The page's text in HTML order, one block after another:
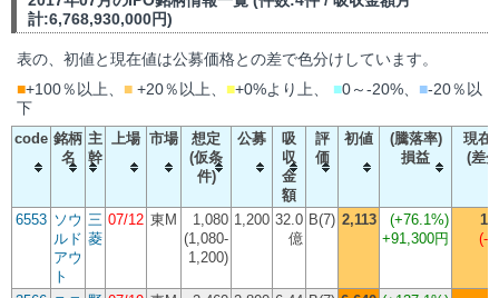
計:6,768,930,000円)
表の、初値と現在値は公募価格との差で色分けしています。
■+100％以上、 ■ +20％以上、 ■+0%より上、 ■0～-20%、 ■-20％以
下
code 銘柄
名
主
幹
上場 市場
想定
(仮条
件)
公募
吸
収
金
額
評
価
初値
(騰落率)
損益
現在
(差
6553 ソウ
ルド
アウ
ト
三
菱
07/12 東M
1,080
(1,080-
1,200)
1,200 32.0
億
B(7) 2,113 (+76.1%)
+91,300円
(-